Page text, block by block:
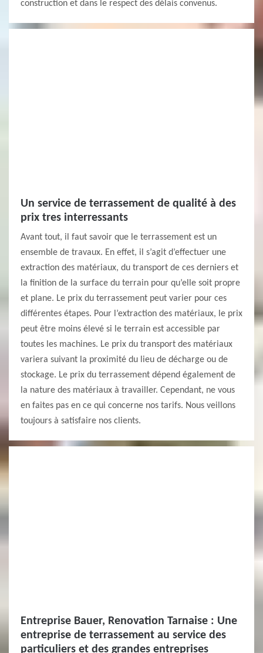
construction et dans le respect des délais convenus.
Un service de terrassement de qualité à des
prix tres interressants
Avant tout, il faut savoir que le terrassement est un
ensemble de travaux. En effet, il s’agit d’effectuer une
extraction des matériaux, du transport de ces derniers et
la finition de la surface du terrain pour qu’elle soit propre
et plane. Le prix du terrassement peut varier pour ces
différentes étapes. Pour l’extraction des matériaux, le prix
peut être moins élevé si le terrain est accessible par
toutes les machines. Le prix du transport des matériaux
variera suivant la proximité du lieu de décharge ou de
stockage. Le prix du terrassement dépend également de
la nature des matériaux à travailler. Cependant, ne vous
en faites pas en ce qui concerne nos tarifs. Nous veillons
toujours à satisfaire nos clients.
Entreprise Bauer, Renovation Tarnaise : Une
entreprise de terrassement au service des
particuliers et des grandes entreprises